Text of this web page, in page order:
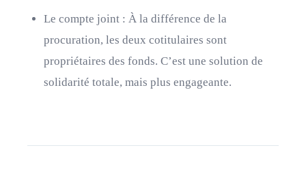
Le compte joint : À la différence de la
procuration, les deux cotitulaires sont
propriétaires des fonds. C’est une solution de
solidarité totale, mais plus engageante.